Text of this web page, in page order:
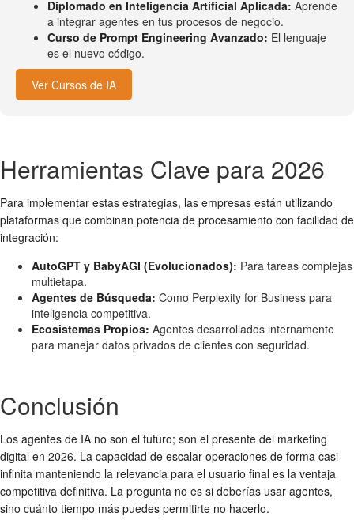
Diplomado en Inteligencia Artificial Aplicada: Aprende
a integrar agentes en tus procesos de negocio.
Curso de Prompt Engineering Avanzado: El lenguaje
es el nuevo código.
Ver Cursos de IA
Herramientas Clave para 2026
Para implementar estas estrategias, las empresas están utilizando
plataformas que combinan potencia de procesamiento con facilidad de
integración:
AutoGPT y BabyAGI (Evolucionados): Para tareas complejas
multietapa.
Agentes de Búsqueda: Como Perplexity for Business para
inteligencia competitiva.
Ecosistemas Propios: Agentes desarrollados internamente
para manejar datos privados de clientes con seguridad.
Conclusión
Los agentes de IA no son el futuro; son el presente del marketing
digital en 2026. La capacidad de escalar operaciones de forma casi
infinita manteniendo la relevancia para el usuario final es la ventaja
competitiva definitiva. La pregunta no es si deberías usar agentes,
sino cuánto tiempo más puedes permitirte no hacerlo.